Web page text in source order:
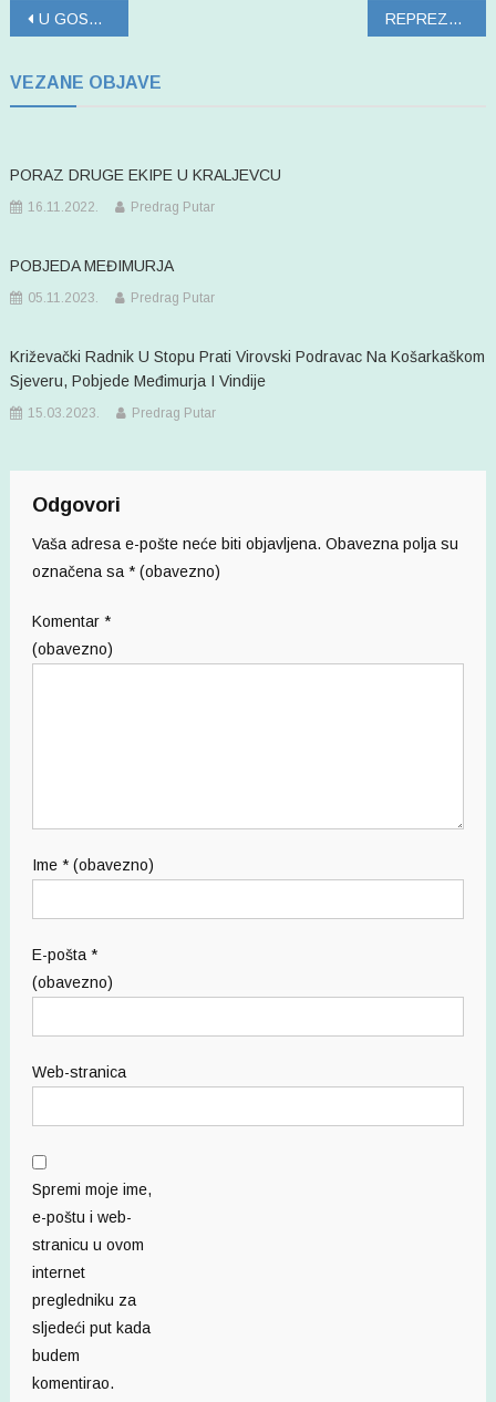
Navigacija
U GOSTE RADNIKU IZ KRIŽEVACA REPREZENTACIJA: 12 igrača za Švedsku
VEZANE OBJAVE
PORAZ DRUGE EKIPE U KRALJEVCU
16.11.2022. Predrag Putar
POBJEDA MEĐIMURJA
05.11.2023. Predrag Putar
Križevački Radnik U Stopu Prati Virovski Podravac Na Košarkaškom
Sjeveru, Pobjede Međimurja I Vindije
15.03.2023. Predrag Putar
Odgovori
Vaša adresa e-pošte neće biti objavljena. Obavezna polja su
označena sa * (obavezno)
Komentar *
(obavezno)
Ime * (obavezno)
E-pošta *
(obavezno)
Web-stranica
Spremi moje ime,
e-poštu i web-
stranicu u ovom
internet
pregledniku za
sljedeći put kada
budem
komentirao.